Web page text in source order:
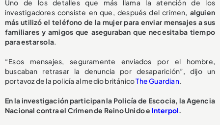
Uno de los detalles que más llama la atención de los
investigadores consiste en que, después del crimen, alguien
más utilizó el teléfono de la mujer para enviar mensajes a sus
familiares y amigos que aseguraban que necesitaba tiempo
para estar sola.
“Esos mensajes, seguramente enviados por el hombre,
buscaban retrasar la denuncia por desaparición”, dijo un
portavoz de la policía al medio británicoThe Guardian.
En la investigación participan la Policía de Escocia, la Agencia
Nacional contra el Crimen de Reino Unido e Interpol.